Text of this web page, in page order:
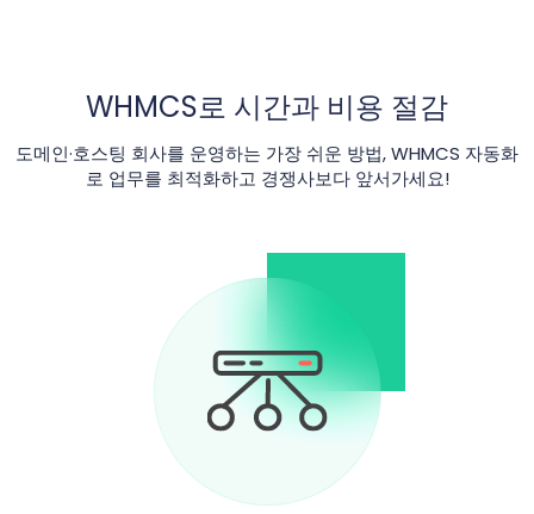
WHMCS로 시간과 비용 절감
도메인·호스팅 회사를 운영하는 가장 쉬운 방법, WHMCS 자동화
로 업무를 최적화하고 경쟁사보다 앞서가세요!